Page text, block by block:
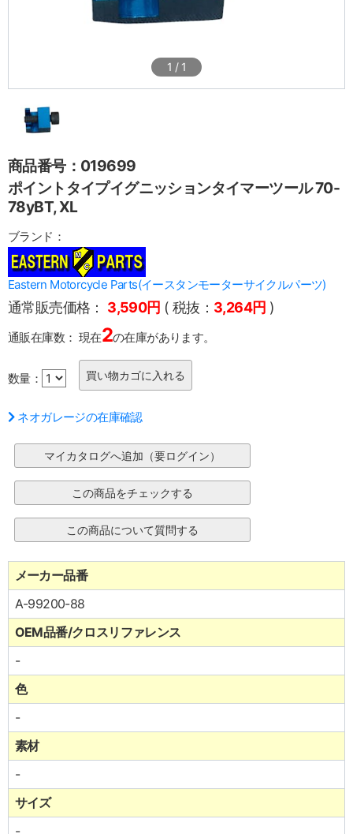
1 / 1
商品番号：019699
ポイントタイプイグニッションタイマーツール 70-
78yBT, XL
ブランド：
Eastern Motorcycle Parts(イースタンモーターサイクルパーツ)
通常販売価格： 3,590円 ( 税抜： 3,264円 )
通販在庫数： 現在2の在庫があります。
数量：
ネオガレージの在庫確認
メーカー品番
A-99200-88
OEM品番/クロスリファレンス
-
色
-
素材
-
サイズ